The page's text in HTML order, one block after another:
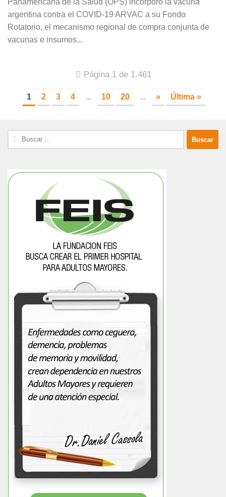
Panamericana de la Salud (OPS) incorporó la vacuna
argentina contra el COVID-19 ARVAC a su Fondo
Rotatorio, el mecanismo regional de compra conjunta de
vacunas e insumos...
Página 1 de 1.461
1 2 3 4 ... 10 20 ... » Última »
Buscar: